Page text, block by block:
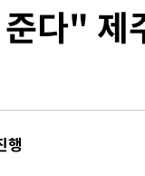
에 상륙 (1보)
티전 선발 대신 '벤치 시작'
로 승리…정청래
북 김민석, 대구 정청래
투표 김민석 47.37%·정
다" 제
행